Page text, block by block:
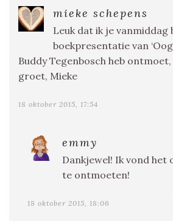
mieke schepens
Leuk dat ik je vanmiddag
boekpresentatie van
Buddy Tegenbosch heb
groet, Mieke
18 oktober 2015, 17:54
emmy
Dankjewel! Ik vond het
te ontmoeten!
18 oktober 2015, 18:06